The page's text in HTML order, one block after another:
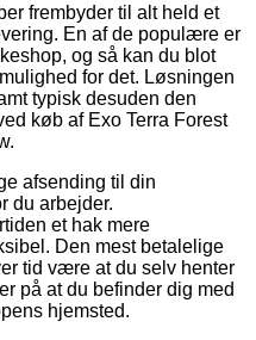
frembyder til alt held et
En af de populære er
og så kan du blot
for det. Løsningen
typisk desuden den
køb af Exo Terra Forest
afsending til din
du arbejder.
et hak mere
Den mest betalelige
tid være at du selv henter
på at du befinder dig med
hjemsted.